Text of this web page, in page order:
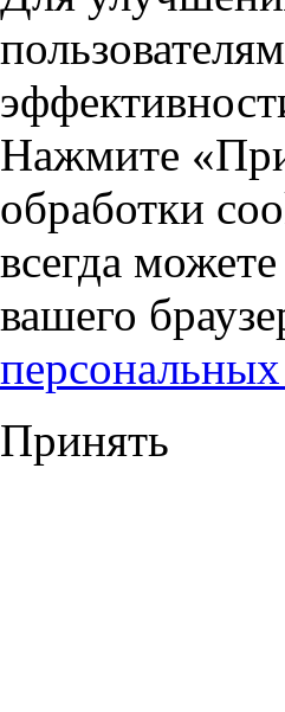
Нажмите
обработки
всегда
вашего
Принять